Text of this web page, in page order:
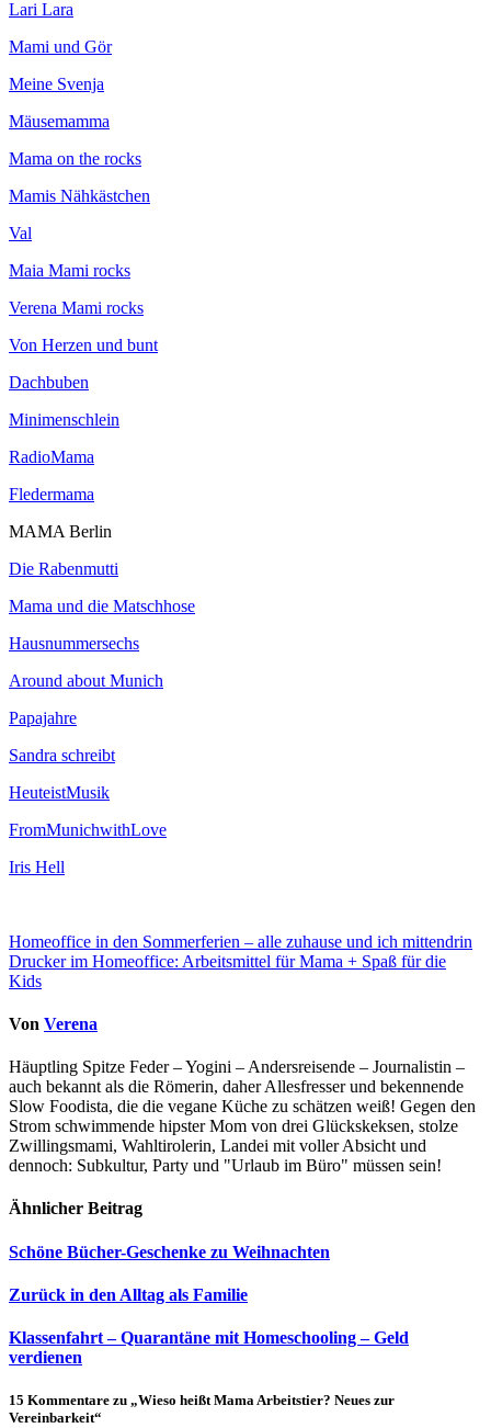
Lari Lara
Mami und Gör
Meine Svenja
Mäusemamma
Mama on the rocks
Mamis Nähkästchen
Val
Maia Mami rocks
Verena Mami rocks
Von Herzen und bunt
Dachbuben
Minimenschlein
RadioMama
Fledermama
MAMA Berlin
Die Rabenmutti
Mama und die Matschhose
Hausnummersechs
Around about Munich
Papajahre
Sandra schreibt
HeuteistMusik
FromMunichwithLove
Iris Hell
Beitragsnavigation
Homeoffice in den Sommerferien – alle zuhause und ich mittendrin
Drucker im Homeoffice: Arbeitsmittel für Mama + Spaß für die
Kids
Von Verena
Häuptling Spitze Feder – Yogini – Andersreisende – Journalistin –
auch bekannt als die Römerin, daher Allesfresser und bekennende
Slow Foodista, die die vegane Küche zu schätzen weiß! Gegen den
Strom schwimmende hipster Mom von drei Glückskeksen, stolze
Zwillingsmami, Wahltirolerin, Landei mit voller Absicht und
dennoch: Subkultur, Party und "Urlaub im Büro" müssen sein!
Ähnlicher Beitrag
Schöne Bücher-Geschenke zu Weihnachten
Zurück in den Alltag als Familie
Klassenfahrt – Quarantäne mit Homeschooling – Geld
verdienen
15 Kommentare zu „Wieso heißt Mama Arbeitstier? Neues zur
Vereinbarkeit“